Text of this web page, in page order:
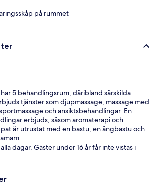
på rummet
5 behandlingsrum, däribland särskilda
tjänster som djupmassage, massage med
och ansiktsbehandlingar. En
erbjuds, såsom aromaterapi och
är utrustat med en bastu, en ångbastu och
dagar. Gäster under 16 år får inte vistas i